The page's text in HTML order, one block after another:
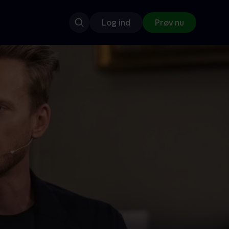
Log ind Prøv nu